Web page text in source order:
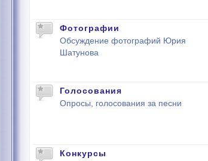
Фотографии
Обсуждение фотографий Юрия
Шатунова
Голосования
Опросы, голосования за песни
Конкурсы